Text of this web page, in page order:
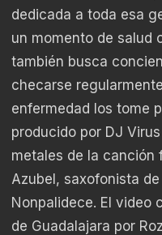
dedicada a toda esa
un momento de salud
también busca
checarse
enfermedad los tome
producido por DJ
metales de la canción
Azubel, saxofonista
Nonpalidece. El video
de Guadalajara por